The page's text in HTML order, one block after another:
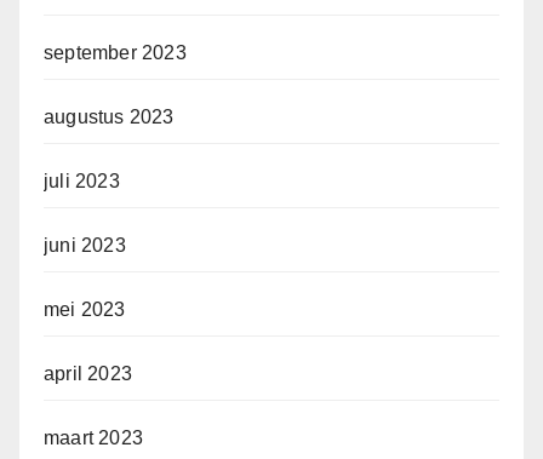
september 2023
augustus 2023
juli 2023
juni 2023
mei 2023
april 2023
maart 2023